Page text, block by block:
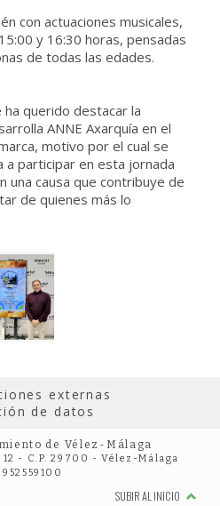
con actuaciones musicales,
y 16:30 horas, pensadas
de todas las edades.
ha querido destacar la
ANNE Axarquía en el
motivo por el cual se
a participar en esta jornada
una causa que contribuye de
de quienes más lo
externas
de datos
de Vélez-Málaga
- C.P. 29700 - Vélez-Málaga
SUBIR AL INICIO